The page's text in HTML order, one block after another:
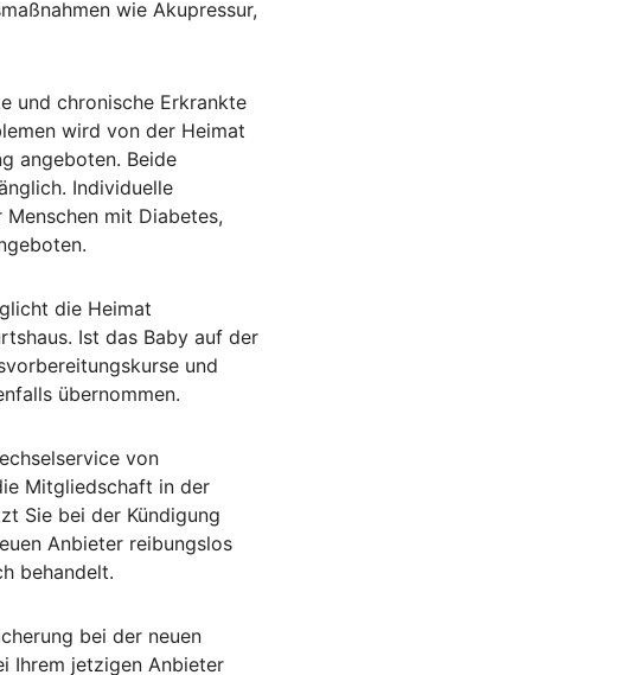
wie Akupressur,
und chronische Erkrankte
wird von der Heimat
angeboten. Beide
Individuelle
mit Diabetes,
die Heimat
Ist das Baby auf der
und
übernommen.
von
Mitgliedschaft in der
Sie bei der Kündigung
Anbieter reibungslos
behandelt.
bei der neuen
Ihrem jetzigen Anbieter